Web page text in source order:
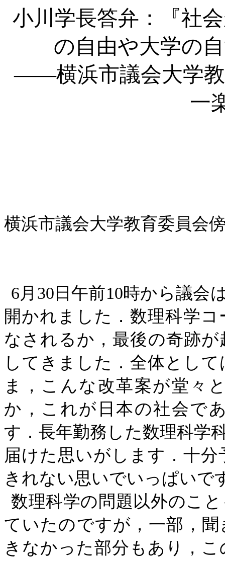
小川学長答弁：『社
の自由や大学の
――横浜市議会大学
一
横浜市議会大学教育委員会
6月 30 日午前10時から議会
開かれました．数理科学
なされるか，最後の奇跡
してきました．全体とし
ま，こんな改革案が堂々
か，これが日本の社会で
す．長年勤務した数理科学
届けた思いがします．十
きれない思いでいっぱいで
数理科学の問題以外のこ
ていたのですが，一部，
きなかった部分もあり，